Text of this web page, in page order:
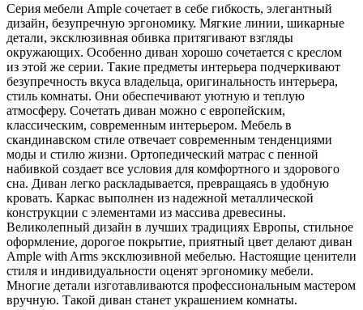
Серия мебели Ample сочетает в себе гибкость, элегантный
дизайн, безупречную эргономику. Мягкие линии, шикарные
детали, эксклюзивная обивка притягивают взгляды
окружающих. Особенно диван хорошо сочетается с креслом
из этой же серии. Такие предметы интерьера подчеркивают
безупречность вкуса владельца, оригинальность интерьера,
стиль комнаты. Они обеспечивают уютную и теплую
атмосферу. Сочетать диван можно с европейским,
классическим, современным интерьером. Мебель в
скандинавском стиле отвечает современным тенденциями
моды и стилю жизни. Ортопедический матрас с пенной
набивкой создает все условия для комфортного и здорового
сна. Диван легко раскладывается, превращаясь в удобную
кровать. Каркас выполнен из надежной металлической
конструкции с элементами из массива древесины.
Великолепный дизайн в лучших традициях Европы, стильное
оформление, дорогое покрытие, приятный цвет делают диван
Ample with Arms эксклюзивной мебелью. Настоящие ценители
стиля и индивидуальности оценят эргономику мебели.
Многие детали изготавливаются профессиональным мастером
вручную. Такой диван станет украшением комнаты.